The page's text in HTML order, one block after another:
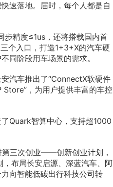
速落地。届时，每个人都是自
步精度≤1us，还将搭载国内首
个入口，打造1+3+X的汽车硬
同阶段用车场景的需求。
汽车推出了“ConnectX软硬件
Store”，为用户提供丰富的车控
Quark智算中心，支持超1000
第三次创业——创新创业计划，
，布局长安启源、深蓝汽车、阿
向智能低碳出行科技公司转